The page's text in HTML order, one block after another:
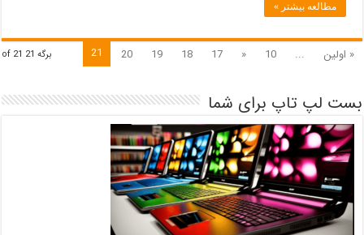
آب
مطالعه بیشتر »
برگه 21 of 21 « اولین ...
10
«
17
18
19
20
21
بست لپ تاپ برای شما